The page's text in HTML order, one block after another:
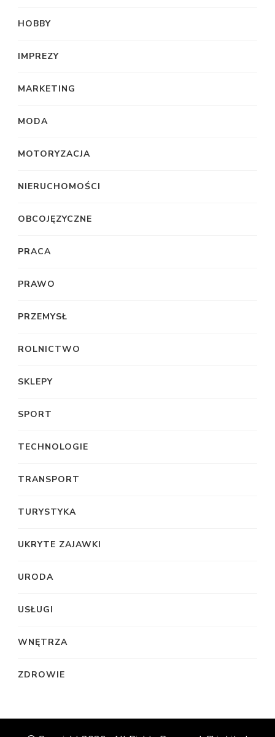
HOBBY
IMPREZY
MARKETING
MODA
MOTORYZACJA
NIERUCHOMOŚCI
OBCOJĘZYCZNE
PRACA
PRAWO
PRZEMYSŁ
ROLNICTWO
SKLEPY
SPORT
TECHNOLOGIE
TRANSPORT
TURYSTYKA
UKRYTE ZAJAWKI
URODA
USŁUGI
WNĘTRZA
ZDROWIE